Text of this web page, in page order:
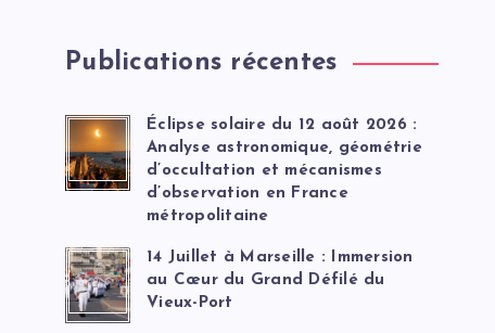
Publications récentes
Éclipse solaire du 12 août 2026 :
Analyse astronomique, géométrie
d’occultation et mécanismes
d’observation en France
métropolitaine
14 Juillet à Marseille : Immersion
au Cœur du Grand Défilé du
Vieux-Port